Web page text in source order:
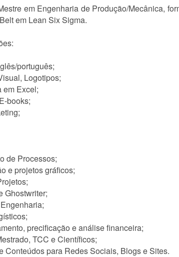
em Engenharia de Produção/Mecânica,
em Lean Six Sigma.
português;
Logotipos;
em Excel;
books;
de Processos;
e projetos gráficos;
Ghostwriter;
precificação e análise financeira;
TCC e Científicos;
Conteúdos para Redes Sociais, Blogs e Sites.